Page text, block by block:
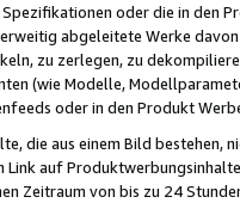
Spezifikationen oder die in
abgeleitete Werke
zu zerlegen, zu
(wie Modelle,
oder in den Produkt
die aus einem Bild bestehen,
Link auf
Zeitraum von bis zu 24